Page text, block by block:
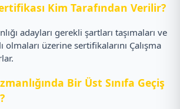
Kim Tarafından Verilir?
adayları gerekli şartları taşımaları ve
olmaları üzerine sertifikalarını Çalışma
Bir Üst Sınıfa Geçiş